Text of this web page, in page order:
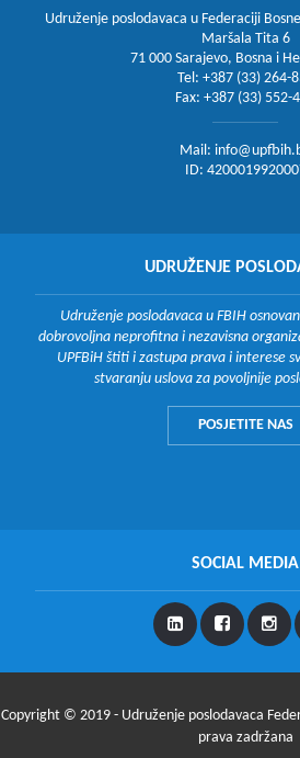
Udruženje poslodavaca u Federaciji
Maršala Tita 6
71 000 Sarajevo, Bosna i
Tel: +387 (33) 264-
Fax: +387 (33) 552-
Mail:
ID:
UDRUŽENJE
Udruženje poslodavaca u FBIH
dobrovoljna neprofitna i nezavisna
UPFBiH štiti i zastupa prava i interese
stvaranju uslova za povoljnije
POSJETITE NAS
SOCIAL MEDIA
Copyright © 2019 - Udruženje poslodavaca
prava zadržana